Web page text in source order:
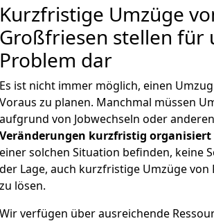
Kurzfristige Umzüge
Großfriesen stellen für
Problem dar
Es ist nicht immer möglich, einen
Voraus zu planen. Manchmal müssen
aufgrund von Jobwechseln oder
Veränderungen kurzfristig organisiert
einer solchen Situation befinden, keine
der Lage, auch kurzfristige Umzüge
zu lösen.
Wir verfügen über ausreichende